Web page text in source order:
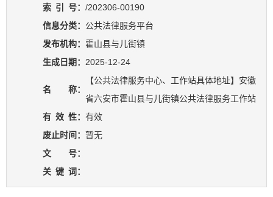
索 引 号： /202306-00190
信息分类： 公共法律服务平台
发布机构： 霍山县与儿街镇
生成日期： 2025-12-24
名 称：
【公共法律服务中心、工作站具体地址】安徽
省六安市霍山县与儿街镇公共法律服务工作站
有 效 性： 有效
废止时间： 暂无
文 号：
关 键 词：